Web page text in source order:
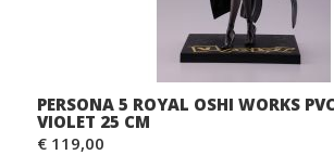
PERSONA 5 ROYAL OSHI WORKS
VIOLET 25 CM
€ 119,00